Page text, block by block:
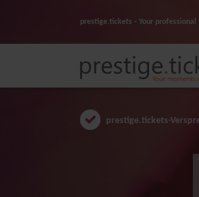
prestige.tickets - Your
prestige.tickets-